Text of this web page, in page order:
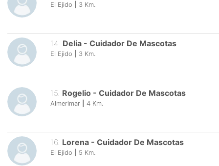
El Ejido 3 Km.
14. Delia - Cuidador De Mascotas
El Ejido 3 Km.
15 Rogelio - Cuidador De Mascotas
Almerimar 4 Km.
16 Lorena - Cuidador De Mascotas
El Ejido 5 Km.